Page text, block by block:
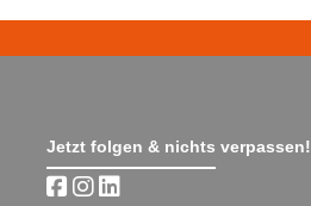
Jetzt folgen & nichts verpassen!